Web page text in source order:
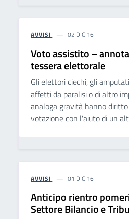
AVVISI 02 DIC 16
Voto assistito –
tessera elettorale
Gli elettori ciechi, gli
affetti da paralisi o di altro
analoga gravità hanno
votazione con l'aiuto di un
AVVISI 01 DIC 16
Anticipo rientro
Settore Bilancio e